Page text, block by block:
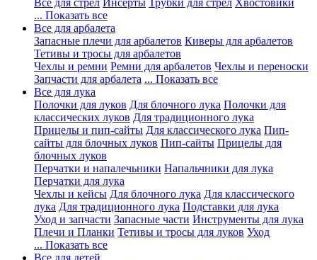
Все для стрел Инсерты Трубки для стрел Хвостовики
... Показать все
Все для арбалета
Запасные плечи для арбалетов Киверы для арбалетов
Тетивы и тросы для арбалетов
Чехлы и ремни Ремни для арбалетов Чехлы и переноски
Запчасти для арбалета ... Показать все
Все для лука
Полочки для луков Для блочного лука Полочки для
классических луков Для традиционного лука
Прицелы и пип-сайты Для классического лука Пип-
сайты для блочных луков Пип-сайты Прицелы для
блочных луков
Перчатки и напалечьники Напальчники для лука
Перчатки для лука
Чехлы и кейсы Для блочного лука Для классического
лука Для традиционного лука Подставки для лука
Уход и запчасти Запасные части Инструменты для лука
Плечи и Планки Тетивы и тросы для луков Уход
... Показать все
Все для детей